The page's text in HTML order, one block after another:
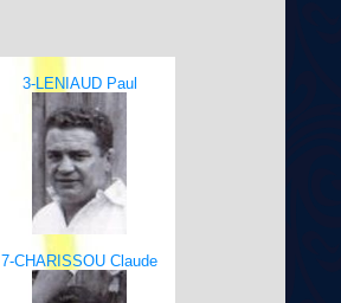
3-LENIAUD Paul
7-CHARISSOU Claude